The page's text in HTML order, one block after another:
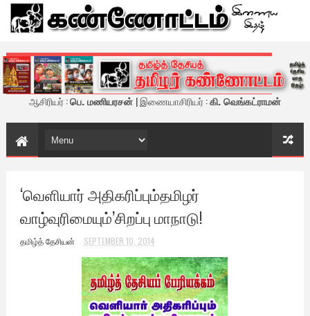
கண்ணோட்டம் - இணைய இதழ்
ஆசிரியர் :பெ. மணியரசன் | இணையாசிரியர் :கி. வெங்கட்ராமன்
‘வெளியார் அதிகரிப்பும்தமிழர்
வாழ்வுரிமையும்’சிறப்பு மாநாடு!
தமிழ்த் தேசியன் SEPTEMBER 10, 2014